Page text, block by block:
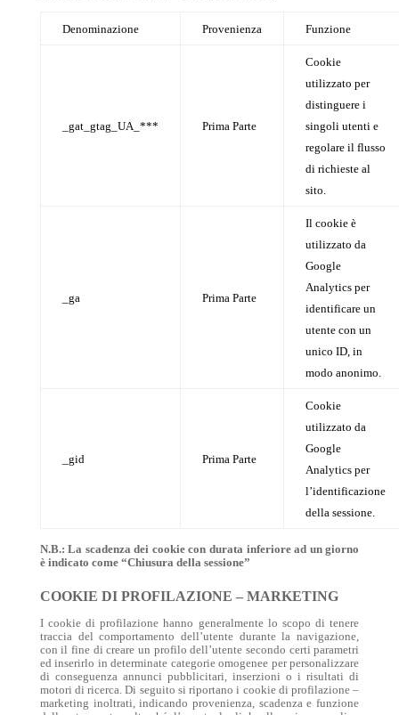
Denominazione Provenienza Funzione
_gat_gtag_UA_*** Prima Parte
Cookie
utilizzato per
distinguere i
singoli utenti e
regolare il flusso
di richieste al
sito.
_ga Prima Parte
Il cookie è
utilizzato da
Google
Analytics per
identificare un
utente con un
unico ID, in
modo anonimo.
_gid Prima Parte
Cookie
utilizzato da
Google
Analytics per
l’identificazione
della sessione.
N.B.: La scadenza dei cookie con durata inferiore ad un giorno
è indicato come “Chiusura della sessione”
COOKIE DI PROFILAZIONE – MARKETING
I cookie di profilazione hanno generalmente lo scopo di tenere
traccia del comportamento dell’utente durante la navigazione,
con il fine di creare un profilo dell’utente secondo certi parametri
ed inserirlo in determinate categorie omogenee per personalizzare
di conseguenza annunci pubblicitari, inserzioni o i risultati di
motori di ricerca.Di seguito si riportano i cookie di profilazione –
marketing inoltrati, indicando provenienza, scadenza e funzione